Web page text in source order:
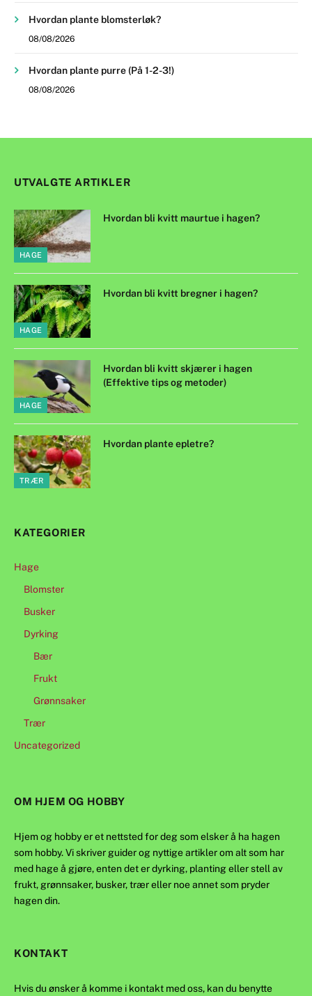
Hvordan plante blomsterløk?
08/08/2026
Hvordan plante purre (På 1-2-3!)
08/08/2026
UTVALGTE ARTIKLER
HAGE
Hvordan bli kvitt maurtue i hagen?
HAGE
Hvordan bli kvitt bregner i hagen?
HAGE
Hvordan bli kvitt skjærer i hagen
(Effektive tips og metoder)
TRÆR
Hvordan plante epletre?
KATEGORIER
Hage
Blomster
Busker
Dyrking
Bær
Frukt
Grønnsaker
Trær
Uncategorized
OM HJEM OG HOBBY
Hjem og hobby er et nettsted for deg som elsker å ha hagen
som hobby. Vi skriver guider og nyttige artikler om alt som har
med hage å gjøre, enten det er dyrking, planting eller stell av
frukt, grønnsaker, busker, trær eller noe annet som pryder
hagen din.
KONTAKT
Hvis du ønsker å komme i kontakt med oss, kan du benytte